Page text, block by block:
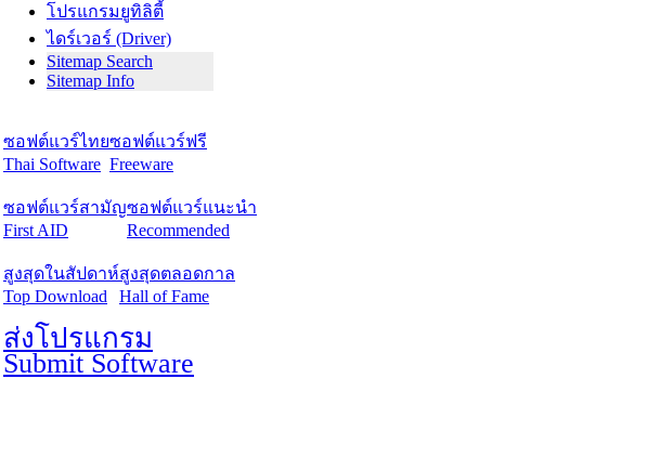
โปรแกรมยูทิลิตี้
ไดร์เวอร์ (Driver)
Sitemap Search
Sitemap Info
ซอฟต์แวร์ไทย
Thai Software
ซอฟต์แวร์ฟรี
Freeware
ซอฟต์แวร์สามัญ
First AID
ซอฟต์แวร์แนะนำ
Recommended
สูงสุดในสัปดาห์
Top Download
สูงสุดตลอดกาล
Hall of Fame
ส่งโปรแกรม
Submit Software